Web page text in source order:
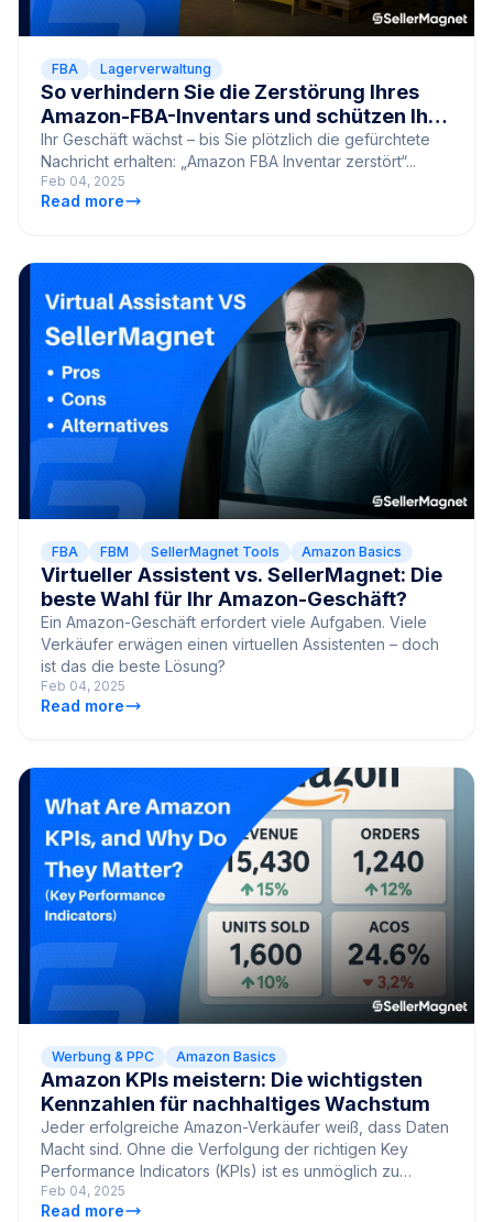
FBA Lagerverwaltung
So verhindern Sie die Zerstörung Ihres
Amazon-FBA-Inventars und schützen Ihr
Geschäft
Ihr Geschäft wächst – bis Sie plötzlich die gefürchtete
Nachricht erhalten: „Amazon FBA Inventar zerstört“...
Feb 04, 2025
Read more
FBA FBM SellerMagnet Tools Amazon Basics
Virtueller Assistent vs. SellerMagnet: Die
beste Wahl für Ihr Amazon-Geschäft?
Ein Amazon-Geschäft erfordert viele Aufgaben. Viele
Verkäufer erwägen einen virtuellen Assistenten – doch
ist das die beste Lösung?
Feb 04, 2025
Read more
Werbung & PPC Amazon Basics
Amazon KPIs meistern: Die wichtigsten
Kennzahlen für nachhaltiges Wachstum
Jeder erfolgreiche Amazon-Verkäufer weiß, dass Daten
Macht sind. Ohne die Verfolgung der richtigen Key
Performance Indicators (KPIs) ist es unmöglich zu
verstehen, was fu
Feb 04, 2025
Read more